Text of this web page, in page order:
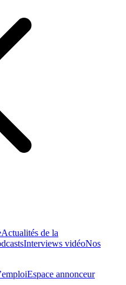
Actualités de la
Interviews vidéoNos
Espace annonceur